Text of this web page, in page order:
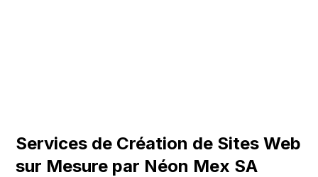
Services de Création de Sites Web
sur Mesure par Néon Mex SA